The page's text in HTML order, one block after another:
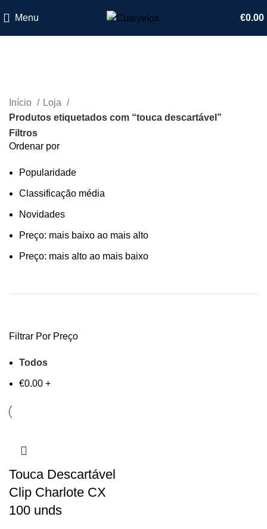
Menu €0.00
Início
Loja
Produtos etiquetados com “touca descartável”
Filtros
Ordenar por
Popularidade
Classificação média
Novidades
Preço: mais baixo ao mais alto
Preço: mais alto ao mais baixo
Filtrar Por Preço
Todos
€0.00 +
Touca Descartável
Clip Charlote CX
100 unds